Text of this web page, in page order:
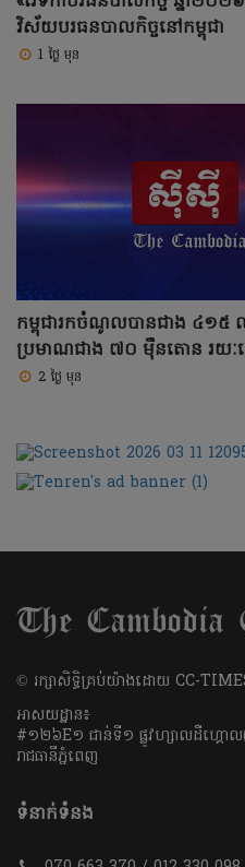
វិស័យបរធនបាលកិច្ចនៅកម្ពុជា
1 ថ្ងៃ មុន
កម្ពុជារកចំណូលបានជាង ៤១៥ ល
ប្រមាណជាង ៧០ ម៉ឺនតោន រយៈ
2 ថ្ងៃ មុន
​© រក្សា​សិទ្ធិ​គ្រប់​យ៉ាង​ដោយ​ CC-
អាសយដ្ឋាន៖
#១២៦E១ ជាន់ទី១ ផ្លូវហ្សាលដឺហ្គោ
រាជធានីភ្នំពេញ
ទំនាក់ទំនង